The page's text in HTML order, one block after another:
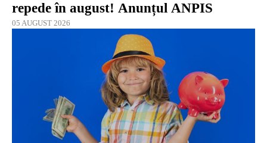
repede în august! Anunțul ANPIS
05 AUGUST 2026